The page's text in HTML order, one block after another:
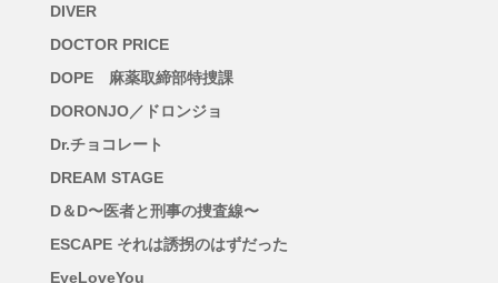
DIVER
DOCTOR PRICE
DOPE 麻薬取締部特捜課
DORONJO／ドロンジョ
Dr.チョコレート
DREAM STAGE
D＆D〜医者と刑事の捜査線〜
ESCAPE それは誘拐のはずだった
EyeLoveYou